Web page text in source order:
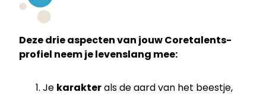
Deze drie aspecten van jouw Coretalents-
profiel neem je levenslang mee:
Je karakterals de aard van het beestje,